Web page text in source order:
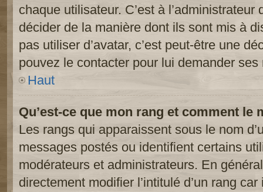
chaque utilisateur. C’est à l’administrateur
décider de la manière dont ils sont mis à
pas utiliser d’avatar, c’est peut-être une
pouvez le contacter pour lui demander ses
Haut
Qu’est-ce que mon rang et comment le
Les rangs qui apparaissent sous le nom
messages postés ou identifient certains
modérateurs et administrateurs. En
directement modifier l’intitulé d’un rang